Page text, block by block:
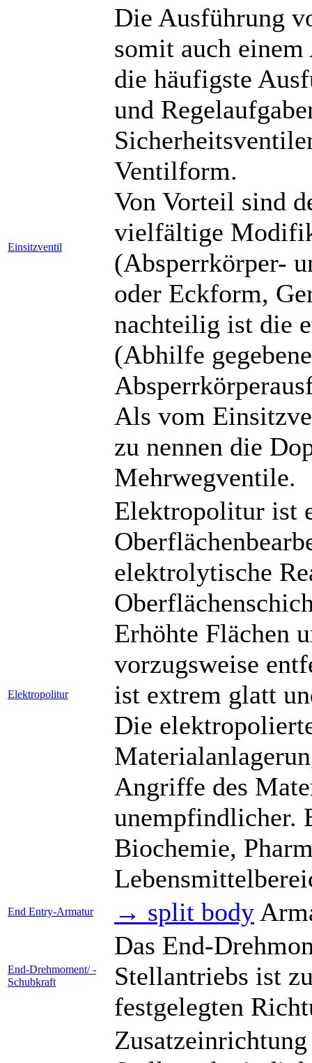
Einsitzventil
Die Ausführung
somit auch
die häufigste
und
Ventilform.
Von Vorteil sind
vielfältige
(Absperrkörper-
oder Eckform,
nachteilig ist die
(Abhilfe
Als vom
zu nennen die
Mehrwegventile.
Elektropolitur
Elektropolitur ist
elektrolytische
Erhöhte Flächen
vorzugsweise
ist extrem glatt
Die
Angriffe des
unempfindlicher.
Biochemie,
End Entry-Armatur → split body
End-Drehmoment/ -
Schubkraft
Das End-
Stellantriebs ist
festgelegten